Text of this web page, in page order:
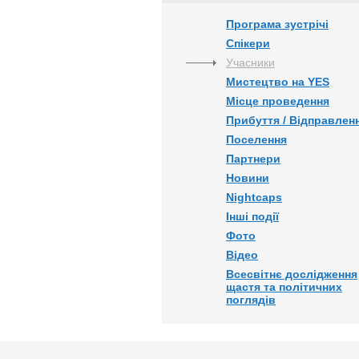
Програма зустрічі
Спікери
Учасники
Мистецтво на YES
Місце проведення
Прибуття /
Поселення
Партнери
Новини
Nightcaps
Інші події
Фото
Відео
Всесвітнє дослідження
щастя та політичних
поглядів